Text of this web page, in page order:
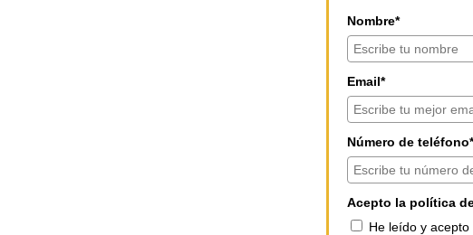
Nombre*
Email*
Número de teléfono*
Acepto la política
He leído y